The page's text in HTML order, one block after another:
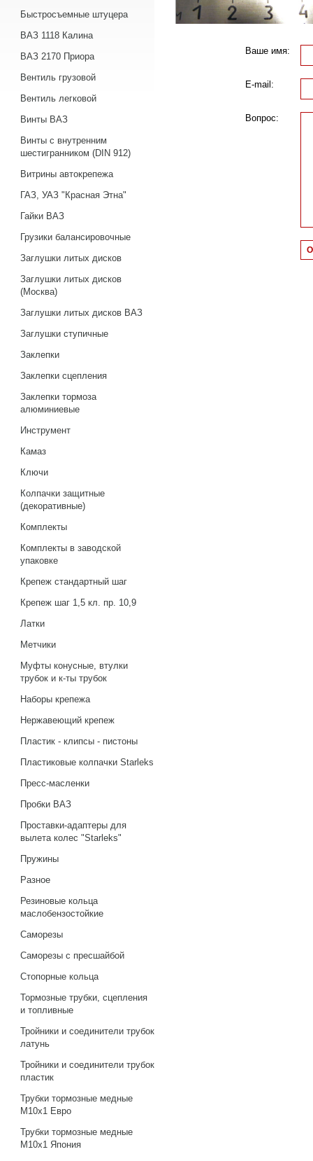
Быстросъемные штуцера
ВАЗ 1118 Калина
ВАЗ 2170 Приора
Вентиль грузовой
Вентиль легковой
Винты ВАЗ
Винты с внутренним
шестигранником (DIN 912)
Витрины автокрепежа
ГАЗ, УАЗ "Красная Этна"
Гайки ВАЗ
Грузики балансировочные
Заглушки литых дисков
Заглушки литых дисков
(Москва)
Заглушки литых дисков ВАЗ
Заглушки ступичные
Заклепки
Заклепки сцепления
Заклепки тормоза
алюминиевые
Инструмент
Камаз
Ключи
Колпачки защитные
(декоративные)
Комплекты
Комплекты в заводской
упаковке
Крепеж стандартный шаг
Крепеж шаг 1,5 кл. пр. 10,9
Латки
Метчики
Муфты конусные, втулки
трубок и к-ты трубок
Наборы крепежа
Нержавеющий крепеж
Пластик - клипсы - пистоны
Пластиковые колпачки Starleks
Пресс-масленки
Пробки ВАЗ
Проставки-адаптеры для
вылета колес "Starleks"
Пружины
Разное
Резиновые кольца
маслобензостойкие
Саморезы
Саморезы с пресшайбой
Стопорные кольца
Тормозные трубки, сцепления
и топливные
Тройники и соединители трубок
латунь
Тройники и соединители трубок
пластик
Трубки тормозные медные
М10х1 Евро
Трубки тормозные медные
М10х1 Япония
Ваше имя:
E-mail:
Вопрос: